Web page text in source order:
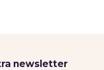
newsletter